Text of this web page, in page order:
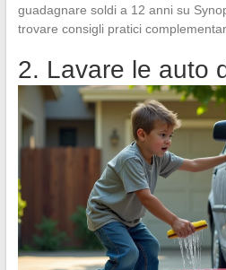
guadagnare soldi a 12 anni su
trovare consigli pratici
2. Lavare le auto